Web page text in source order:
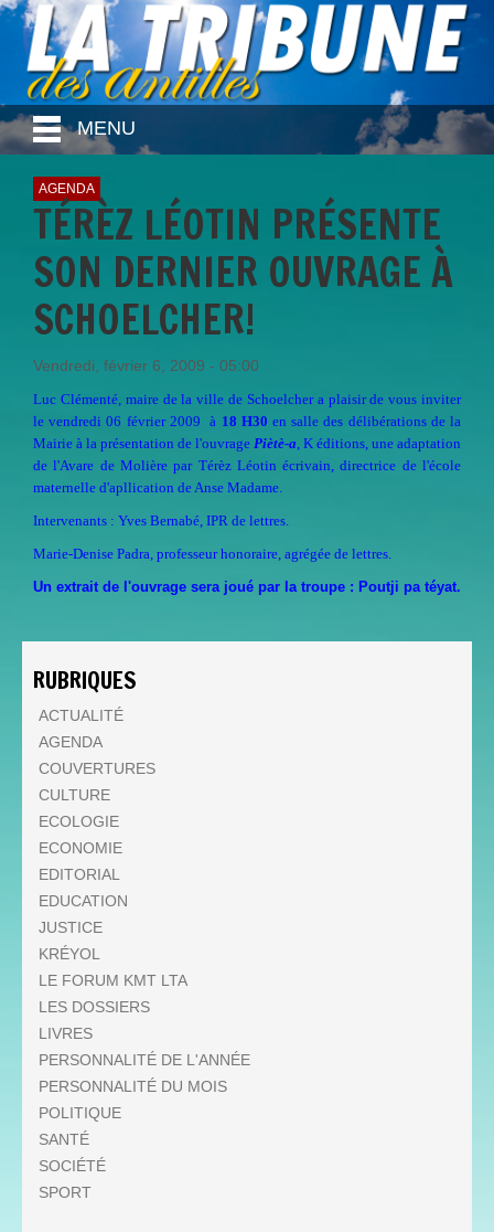
MENU
AGENDA
TÉRÈZ LÉOTIN PRÉSENTE
SON DERNIER OUVRAGE À
SCHOELCHER!
Vendredi, février 6, 2009 - 05:00
Luc Clémenté, maire de la ville de Schoelcher a plaisir de vous inviter
le vendredi 06 février 2009 à 18 H30 en salle des délibérations de la
Mairie à la présentation de l'ouvrage Piètè-a , K éditions, une adaptation
de l'Avare de Molière par Térèz Léotin écrivain, directrice de l'école
maternelle d'apllication de Anse Madame.
Intervenants : Yves Bernabé, IPR de lettres.
Marie-Denise Padra, professeur honoraire, agrégée de lettres.
Un extrait de l'ouvrage sera joué par la troupe : Poutji pa téyat.
RUBRIQUES
ACTUALITÉ
AGENDA
COUVERTURES
CULTURE
ECOLOGIE
ECONOMIE
EDITORIAL
EDUCATION
JUSTICE
KRÉYOL
LE FORUM KMT LTA
LES DOSSIERS
LIVRES
PERSONNALITÉ DE L'ANNÉE
PERSONNALITÉ DU MOIS
POLITIQUE
SANTÉ
SOCIÉTÉ
SPORT